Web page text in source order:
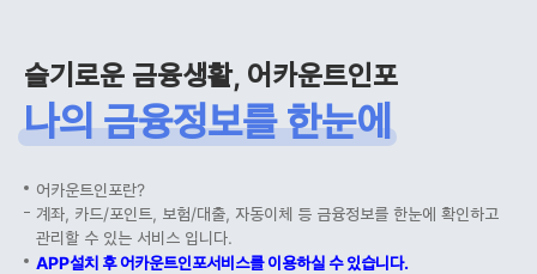
슬기로운 금융생활, 어카운트인포
나의 금융정보를 한눈에
어카운트인포란?
계좌, 카드/포인트, 보험/대출, 자동이체 등 금융정보를 한눈에 확인하고
관리할 수 있는 서비스 입니다.
APP설치 후 어카운트인포서비스를 이용하실 수 있습니다.